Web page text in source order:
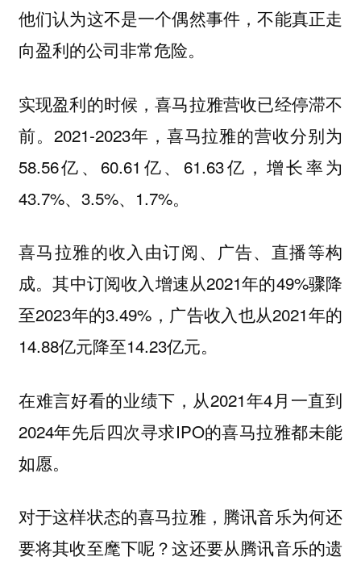
他们认为这不是一个偶然事件，不能真正走
向盈利的公司非常危险。
实现盈利的时候，喜马拉雅营收已经停滞不
前。2021-2023年，喜马拉雅的营收分别为
58.56亿、60.61亿、61.63亿，增长率为
43.7%、3.5%、1.7%。
喜马拉雅的收入由订阅、广告、直播等构
成。其中订阅收入增速从2021年的49%骤降
至2023年的3.49%，广告收入也从2021年的
14.88亿元降至14.23亿元。
在难言好看的业绩下，从2021年4月一直到
2024年先后四次寻求IPO的喜马拉雅都未能
如愿。
对于这样状态的喜马拉雅，腾讯音乐为何还
要将其收至麾下呢？这还要从腾讯音乐的遗